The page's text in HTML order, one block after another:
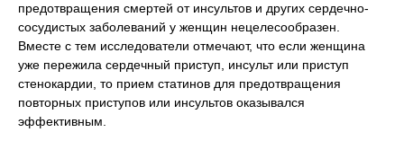
предотвращения смертей от инсультов и других сердечно-
сосудистых заболеваний у женщин нецелесообразен.
Вместе с тем исследователи отмечают, что если женщина
уже пережила сердечный приступ, инсульт или приступ
стенокардии, то прием статинов для предотвращения
повторных приступов или инсультов оказывался
эффективным.